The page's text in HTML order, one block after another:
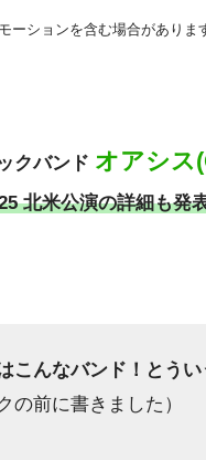
ーションを含む場合がありま
クバンド オアシス
北米公演の詳細も発
こんなバンド！とう
の前に書きました）